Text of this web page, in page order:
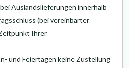
Auslandslieferungen innerhalb
(bei vereinbarter
Ihrer
und Feiertagen keine Zustellung